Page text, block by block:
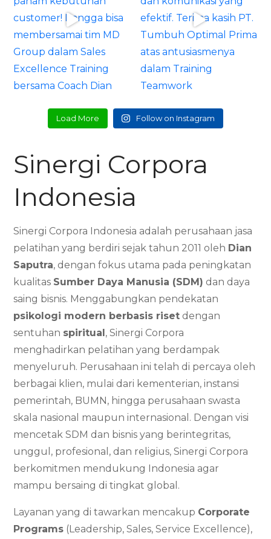
Load More Follow on Instagram
Sinergi Corpora
Indonesia
Sinergi Corpora Indonesia adalah perusahaan jasa
pelatihan yang berdiri sejak tahun 2011 oleh Dian
Saputra, dengan fokus utama pada peningkatan
kualitas Sumber Daya Manusia (SDM) dan daya
saing bisnis. Menggabungkan pendekatan
psikologi modern berbasis riset dengan
sentuhan spiritual, Sinergi Corpora
menghadirkan pelatihan yang berdampak
menyeluruh. Perusahaan ini telah di percaya oleh
berbagai klien, mulai dari kementerian, instansi
pemerintah, BUMN, hingga perusahaan swasta
skala nasional maupun internasional. Dengan visi
mencetak SDM dan bisnis yang berintegritas,
unggul, profesional, dan religius, Sinergi Corpora
berkomitmen mendukung Indonesia agar
mampu bersaing di tingkat global.
Layanan yang di tawarkan mencakup Corporate
Programs (Leadership, Sales, Service Excellence),